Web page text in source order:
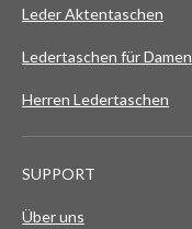
Leder Aktentaschen
Ledertaschen für Damen
Herren Ledertaschen
SUPPORT
Über uns